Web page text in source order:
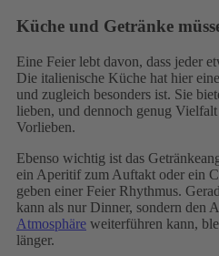
Küche und Getränke
Eine Feier lebt davon, dass jeder
Die italienische Küche hat hier
und zugleich besonders ist. Sie
lieben, und dennoch genug
Vorlieben.
Ebenso wichtig ist das
ein Aperitif zum Auftakt oder ein
geben einer Feier Rhythmus.
kann als nur Dinner, sondern den
Atmosphäre weiterführen kann,
länger.